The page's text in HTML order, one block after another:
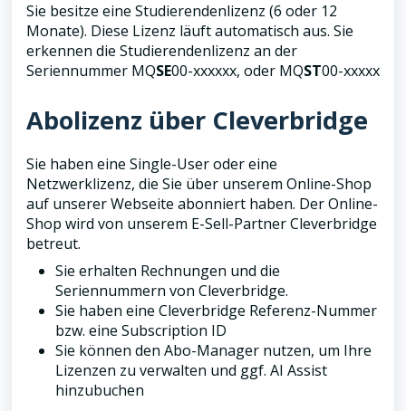
Sie besitze eine Studierendenlizenz (6 oder 12
Monate). Diese Lizenz läuft automatisch aus. Sie
erkennen die Studierendenlizenz an der
Seriennummer MQSE00-xxxxxx, oder MQST00-xxxxx
Abolizenz über Cleverbridge
Sie haben eine Single-User oder eine
Netzwerklizenz, die Sie über unserem Online-Shop
auf unserer Webseite abonniert haben. Der Online-
Shop wird von unserem E-Sell-Partner Cleverbridge
betreut.
Sie erhalten Rechnungen und die
Seriennummern von Cleverbridge.
Sie haben eine Cleverbridge Referenz-Nummer
bzw. eine Subscription ID
Sie können den Abo-Manager nutzen, um Ihre
Lizenzen zu verwalten und ggf. AI Assist
hinzubuchen